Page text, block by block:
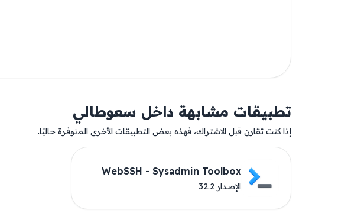
تطبيقات مشابهة داخل سعوطالي
إذا كنت تقارن قبل الاشتراك، فهذه بعض التطبيقات الأخرى المتوفرة حاليًا.
WebSSH - Sysadmin Toolbox
الإصدار 32.2